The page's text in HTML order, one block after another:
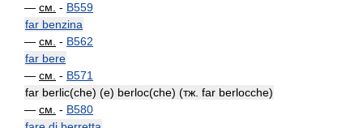
— см. - B559
far benzina
— см. - B562
far bere
— см. - B571
far berlic(che) (e) berloc(che) (тж. far berlocche)
— см. - B580